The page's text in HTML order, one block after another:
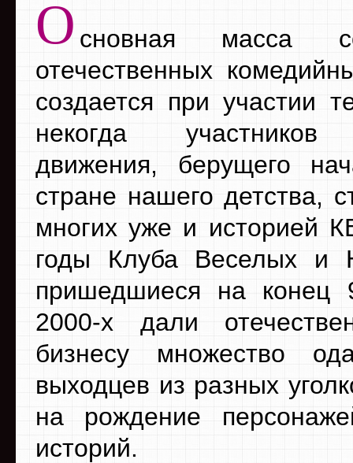
О сновная масса
отечественных
создается при участии
некогда участников
движения, берущего
стране нашего детства,
многих уже и историей
годы Клуба Веселых и
пришедшиеся на конец
2000-х дали
бизнесу множество
выходцев из разных
на рождение
историй.